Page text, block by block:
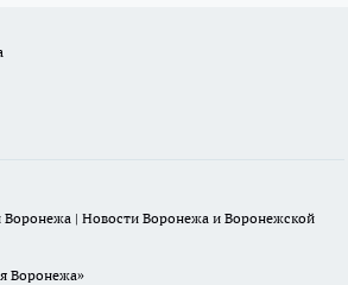
| Новости Воронежа и Воронежской
Воронежа»